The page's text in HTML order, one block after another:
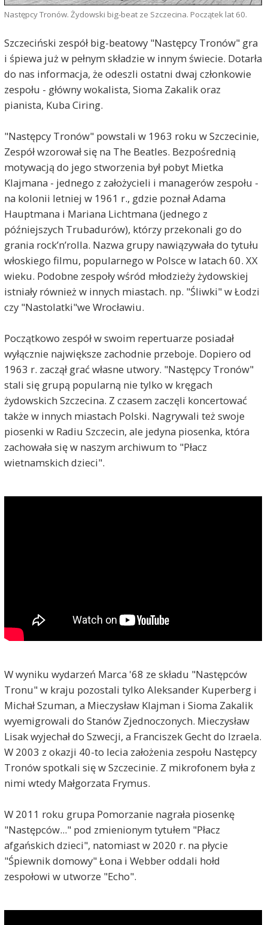
Następcy Tronów. Żydowski big-beat ze Szczecina. Początek lat 60.
Szczeciński zespół big-beatowy "Następcy Tronów" gra
i śpiewa już w pełnym składzie w innym świecie. Dotarła
do nas informacja, że odeszli ostatni dwaj członkowie
zespołu - główny wokalista, Sioma Zakalik oraz
pianista, Kuba Ciring.
"Następcy Tronów" powstali w 1963 roku w Szczecinie,
Zespół wzorował się na The Beatles. Bezpośrednią
motywacją do jego stworzenia był pobyt Mietka
Klajmana - jednego z założycieli i managerów zespołu -
na kolonii letniej w 1961 r., gdzie poznał Adama
Hauptmana i Mariana Lichtmana (jednego z
późniejszych Trubadurów), którzy przekonali go do
grania rock’n’rolla. Nazwa grupy nawiązywała do tytułu
włoskiego filmu, popularnego w Polsce w latach 60. XX
wieku. Podobne zespoły wśród młodzieży żydowskiej
istniały również w innych miastach. np. "Śliwki" w Łodzi
czy "Nastolatki"we Wrocławiu.
Początkowo zespół w swoim repertuarze posiadał
wyłącznie największe zachodnie przeboje. Dopiero od
1963 r. zaczął grać własne utwory. "Następcy Tronów"
stali się grupą popularną nie tylko w kręgach
żydowskich Szczecina. Z czasem zaczęli koncertować
także w innych miastach Polski. Nagrywali też swoje
piosenki w Radiu Szczecin, ale jedyna piosenka, która
zachowała się w naszym archiwum to "Płacz
wietnamskich dzieci".
W wyniku wydarzeń Marca '68 ze składu "Następców
Tronu" w kraju pozostali tylko Aleksander Kuperberg i
Michał Szuman, a Mieczysław Klajman i Sioma Zakalik
wyemigrowali do Stanów Zjednoczonych. Mieczysław
Lisak wyjechał do Szwecji, a Franciszek Gecht do Izraela.
W 2003 z okazji 40-to lecia założenia zespołu Następcy
Tronów spotkali się w Szczecinie. Z mikrofonem była z
nimi wtedy Małgorzata Frymus.
W 2011 roku grupa Pomorzanie nagrała piosenkę
"Następców..." pod zmienionym tytułem "Płacz
afgańskich dzieci", natomiast w 2020 r. na płycie
"Śpiewnik domowy" Łona i Webber oddali hołd
zespołowi w utworze "Echo".